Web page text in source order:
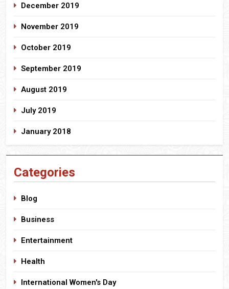
December 2019
November 2019
October 2019
September 2019
August 2019
July 2019
January 2018
Categories
Blog
Business
Entertainment
Health
International Women's Day